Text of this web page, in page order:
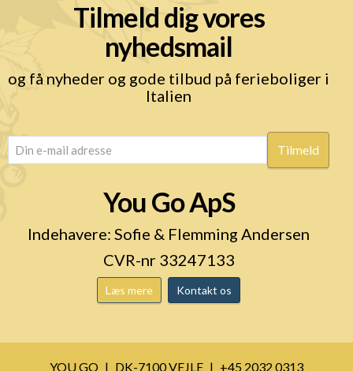
Tilmeld dig vores
nyhedsmail
og få nyheder og gode tilbud på ferieboliger i
Italien
(Påkrævet)
You Go ApS
Indehavere: Sofie & Flemming Andersen
CVR-nr 33247133
Læs mere Kontakt os
YOU GO DK-7100 VEJLE +45 2032 0313